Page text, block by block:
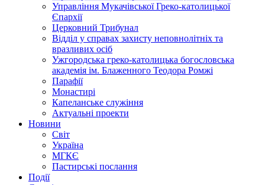
Управління Мукачівської Греко-католицької
Єпархії
Церковний Трибунал
Відділ у справах захисту неповнолітніх та
вразливих осіб
Ужгородська греко-католицька богословська
академія ім. Блаженного Теодора Ромжі
Парафії
Монастирі
Капеланське служіння
Актуальні проекти
Новини
Світ
Україна
МГКЄ
Пастирські послання
Події